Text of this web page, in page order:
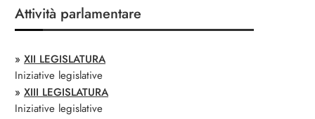
Attività parlamentare
» XII LEGISLATURA
Iniziative legislative
» XIII LEGISLATURA
Iniziative legislative